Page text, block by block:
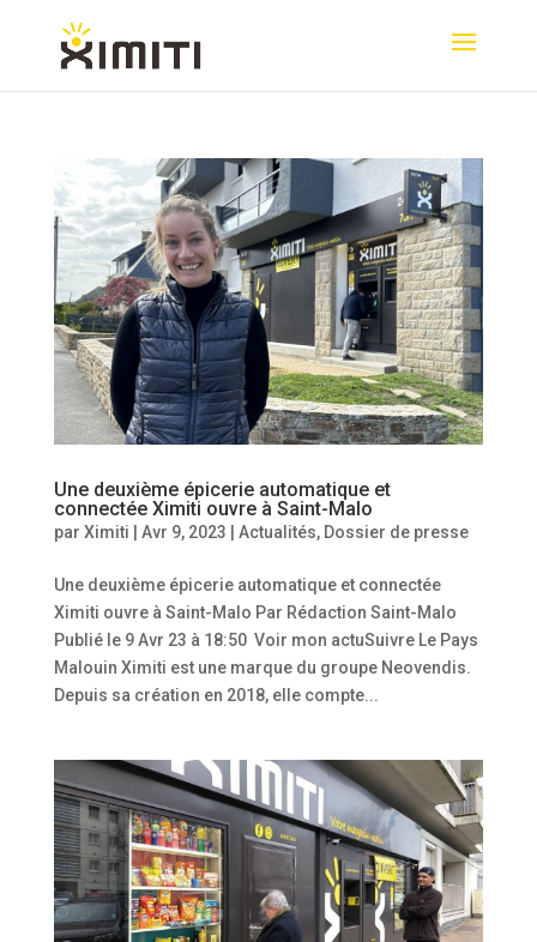
Une deuxième épicerie automatique et
connectée Ximiti ouvre à Saint-Malo
par Ximiti Avr 9, 2023 Actualités, Dossier de presse
Une deuxième épicerie automatique et connectée
Ximiti ouvre à Saint-Malo Par Rédaction Saint-Malo
Publié le 9 Avr 23 à 18:50 Voir mon actuSuivre Le Pays
Malouin Ximiti est une marque du groupe Neovendis.
Depuis sa création en 2018, elle compte...